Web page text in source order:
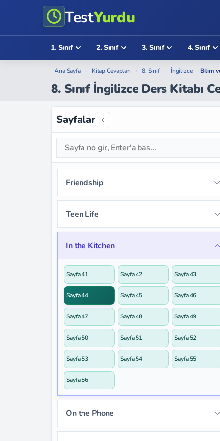
TestYurdu
1. Sınıf 2. Sınıf 3. Sınıf 4. Sınıf
Ana Sayfa › Kitap Cevapları › 8. Sınıf › İngilizce › Bilim
8. Sınıf İngilizce Ders Kitabı
Sayfalar
Friendship
Sayfa 12 Sayfa 13 Sayfa 14
Sayfa 15
Sayfa 18 Sayfa 19 Sayfa 20
Sayfa 21 Sayfa 22 Sayfa 23
Sayfa 24
Teen Life
Sayfa 31 Sayfa 32 Sayfa 33
Sayfa 34 Sayfa 35 Sayfa 36
Sayfa 37 Sayfa 38 Sayfa 39
Sayfa 40
In the Kitchen
Sayfa 41 Sayfa 42 Sayfa 43
Sayfa 44 Sayfa 45 Sayfa 46
Sayfa 47 Sayfa 48 Sayfa 49
Sayfa 50 Sayfa 51 Sayfa 52
Sayfa 53 Sayfa 54 Sayfa 55
Sayfa 56
On the Phone